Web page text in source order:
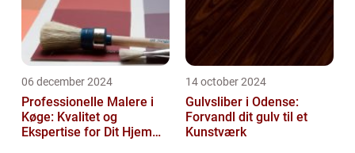
06 december 2024
Professionelle Malere i
Køge: Kvalitet og
Ekspertise for Dit Hjem
14 october 2024
Gulvsliber i Odense:
Forvandl dit gulv til et
Kunstværk